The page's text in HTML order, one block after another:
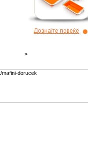
>
mafini-dorucek